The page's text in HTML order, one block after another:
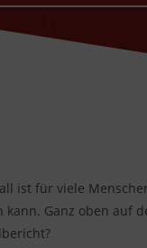
ist für viele
kann. Ganz oben auf